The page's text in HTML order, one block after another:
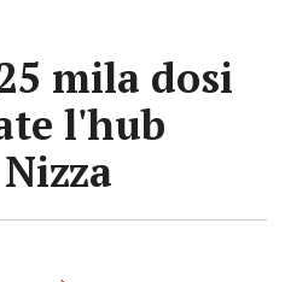
mila dosi
l'hub